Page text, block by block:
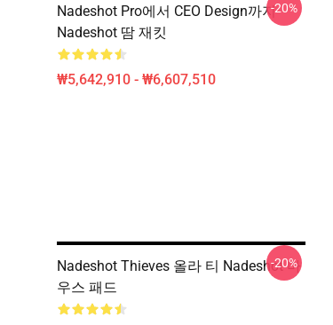
Nadeshot Pro에서 CEO Design까지
Nadeshot 땀 재킷
₩5,642,910 - ₩6,607,510
-20%
Nadeshot Thieves 올라 티 Nadeshot 마
우스 패드
-20%